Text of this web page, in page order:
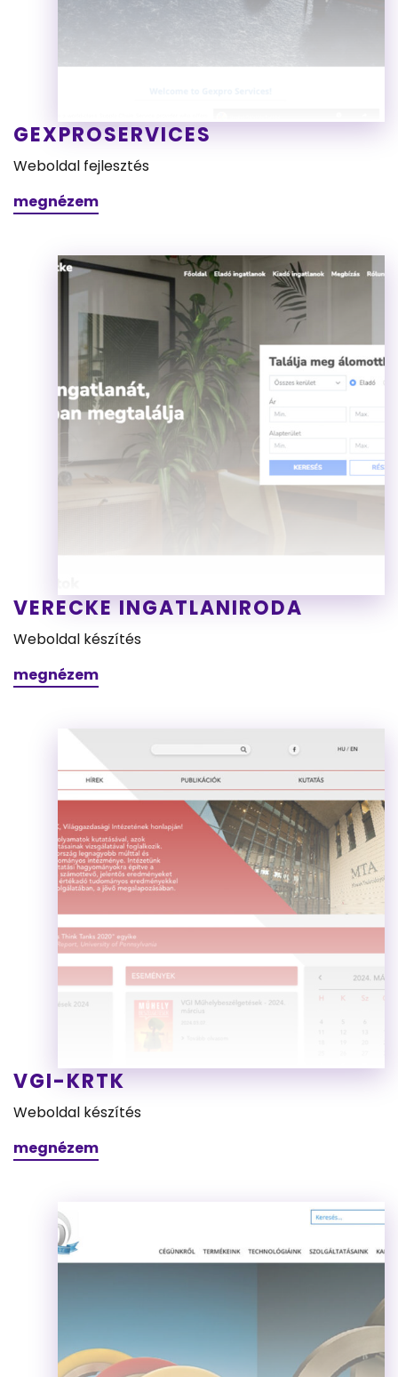
GEXPROSERVICES
Weboldal fejlesztés
megnézem
VERECKE INGATLANIRODA
Weboldal készítés
megnézem
VGI-KRTK
Weboldal készítés
megnézem